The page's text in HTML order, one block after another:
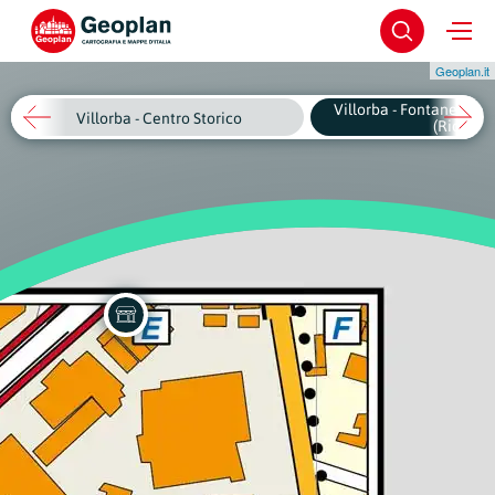
Geoplan.it
Villorba - Centro Storico
Villorba - Fontane
(Riq.A)